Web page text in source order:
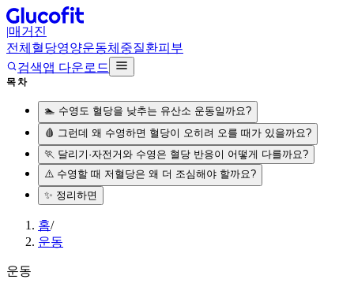
|매거진
전체 혈당영양운동체중질환피부
검색앱 다운로드
목차
🏊 수영도 혈당을 낮추는 유산소 운동일까요?
🩸 그런데 왜 수영하면 혈당이 오히려 오를 때가 있을까요?
🏃 달리기·자전거와 수영은 혈당 반응이 어떻게 다를까요?
⚠️ 수영할 때 저혈당은 왜 더 조심해야 할까요?
✨ 정리하면
홈/
운동
운동